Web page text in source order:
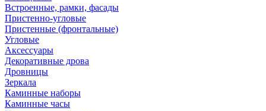
Встроенные, рамки, фасады
Пристенно-угловые
Пристенные (фронтальные)
Угловые
Аксессуары
Декоративные дрова
Дровницы
Зеркала
Каминные наборы
Каминные часы